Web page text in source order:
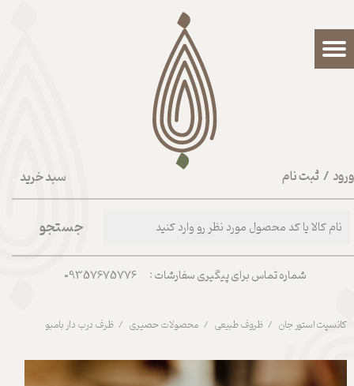
سبد خرید / ثبت نام
حساب کاربری من
تغییر گذر واژه
شماره تماس برای پیگیری سفارشات : 09357675776
جستجو
کانسپت استور جان ظروف طبیعی محصولات حصیری ظرف درب دار بامبو